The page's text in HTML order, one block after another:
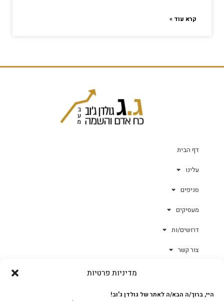
מדיניות פרטיות
היי, ברוך/ה הבא/ה לאתר של גולדן ג'וב!
קרא עוד »
דף הבית
עלינו
סניפים
מעסיקים
דרושים/ות
צור קשר